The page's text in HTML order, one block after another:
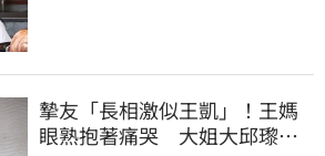
摯友「長相激似王凱」！王媽
眼熟抱著痛哭 大姐大邱瓈寬